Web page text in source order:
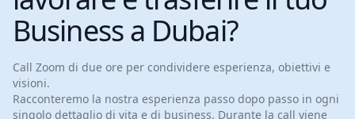
Business a Dubai?
Call Zoom di due ore per condividere esperienza, obiettivi e
visioni.
Racconteremo la nostra esperienza passo dopo passo in ogni
singolo dettaglio di vita e di business. Durante la call viene